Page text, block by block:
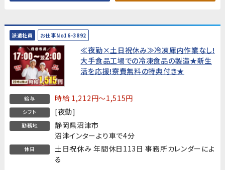
派遣社員 お仕事No16-3892
≪夜勤×土日祝休み≫冷凍庫内作業なし!
大手食品工場での冷凍食品の製造★新生
活を応援!寮費無料の特典付き★
給与 時給 1,212円～1,515円
シフト [夜勤]
勤務地
静岡県沼津市
沼津インターより車で4分
休日
土日祝休み 年間休日113日 事務所カレンダーによ
る